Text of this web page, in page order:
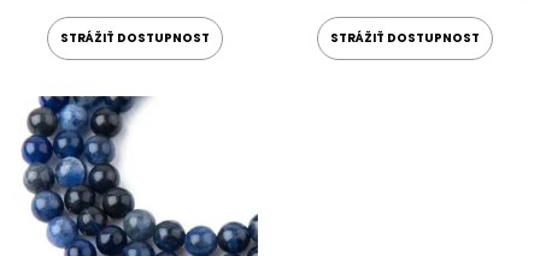
STRÁŽIŤ DOSTUPNOST STRÁŽIŤ DOSTUPNOST